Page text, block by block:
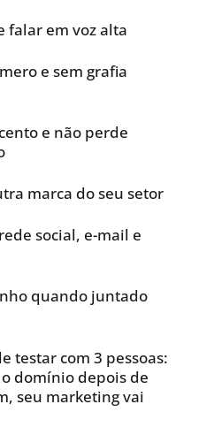
falar em voz alta
e sem grafia
e não perde
marca do seu setor
social, e-mail e
quando juntado
testar com 3 pessoas:
domínio depois de
seu marketing vai